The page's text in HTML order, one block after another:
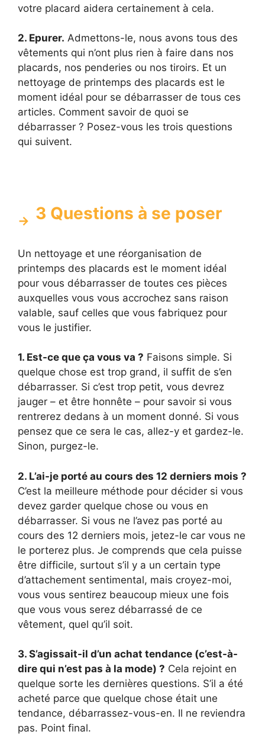
votre placard aidera certainement à cela.
2. Epurer. Admettons-le, nous avons tous des
vêtements qui n’ont plus rien à faire dans nos
placards, nos penderies ou nos tiroirs. Et un
nettoyage de printemps des placards est le
moment idéal pour se débarrasser de tous ces
articles. Comment savoir de quoi se
débarrasser ? Posez-vous les trois questions
qui suivent.
3 Questions à se poser
Un nettoyage et une réorganisation de
printemps des placards est le moment idéal
pour vous débarrasser de toutes ces pièces
auxquelles vous vous accrochez sans raison
valable, sauf celles que vous fabriquez pour
vous le justifier.
1. Est-ce que ça vous va ? Faisons simple. Si
quelque chose est trop grand, il suffit de s’en
débarrasser. Si c’est trop petit, vous devrez
jauger – et être honnête – pour savoir si vous
rentrerez dedans à un moment donné. Si vous
pensez que ce sera le cas, allez-y et gardez-le.
Sinon, purgez-le.
2. L’ai-je porté au cours des 12 derniers mois ?
C’est la meilleure méthode pour décider si vous
devez garder quelque chose ou vous en
débarrasser. Si vous ne l’avez pas porté au
cours des 12 derniers mois, jetez-le car vous ne
le porterez plus. Je comprends que cela puisse
être difficile, surtout s’il y a un certain type
d’attachement sentimental, mais croyez-moi,
vous vous sentirez beaucoup mieux une fois
que vous vous serez débarrassé de ce
vêtement, quel qu’il soit.
3. S’agissait-il d’un achat tendance (c’est-à-
dire qui n’est pas à la mode) ? Cela rejoint en
quelque sorte les dernières questions. S’il a été
acheté parce que quelque chose était une
tendance, débarrassez-vous-en. Il ne reviendra
pas. Point final.